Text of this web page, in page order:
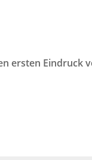
ersten Eindruck